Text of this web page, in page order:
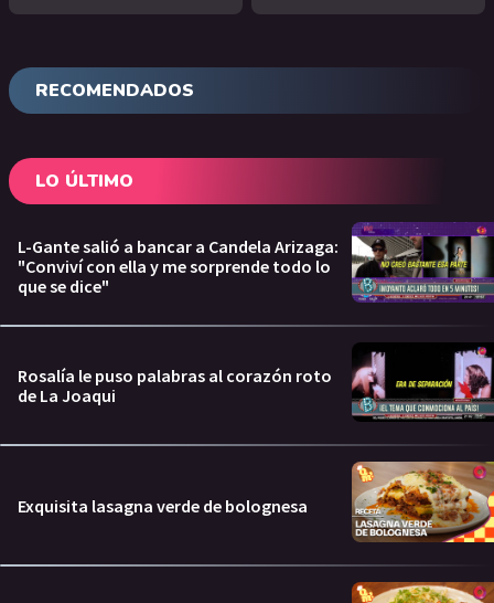
RECOMENDADOS
LO ÚLTIMO
L-Gante salió a bancar a Candela Arizaga:
"Conviví con ella y me sorprende todo lo
que se dice"
Rosalía le puso palabras al corazón roto
de La Joaqui
Exquisita lasagna verde de bolognesa